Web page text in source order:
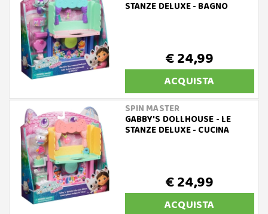
STANZE DELUXE - BAGNO
€ 24,99
ACQUISTA
SPIN MASTER
GABBY'S DOLLHOUSE - LE
STANZE DELUXE - CUCINA
€ 24,99
ACQUISTA